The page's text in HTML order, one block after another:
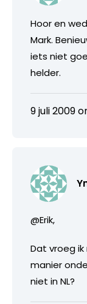
Hoor en
Mark.
iets niet
helder.
9 juli 2009
@Erik,
Dat vroeg
manier
niet in NL?